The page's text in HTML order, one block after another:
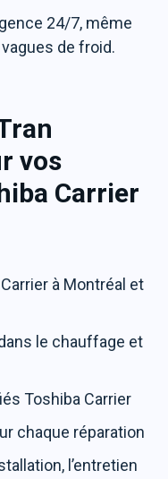
24/7, même
de froid.
vos
Carrier
à Montréal et
le chauffage et
Toshiba Carrier
chaque réparation
l’entretien